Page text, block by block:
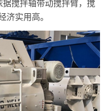
实用高。